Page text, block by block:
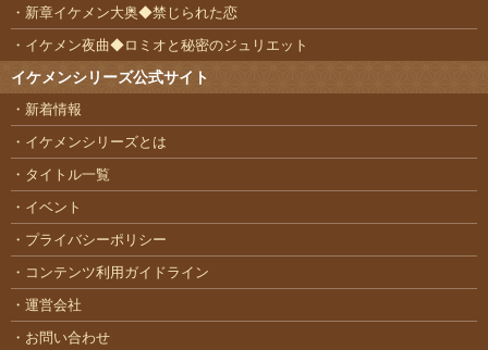
新章イケメン大奥◆禁じられた恋
イケメン夜曲◆ロミオと秘密のジュリエット
イケメンシリーズ公式サイト
新着情報
イケメンシリーズとは
タイトル一覧
イベント
プライバシーポリシー
コンテンツ利用ガイドライン
運営会社
お問い合わせ